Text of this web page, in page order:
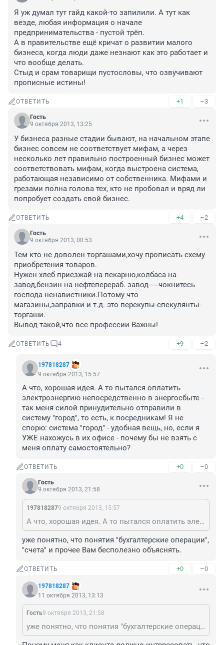
Я уж думал тут гайд какой-то запилили. А тут как
везде, любая информация о начале
предпринимательства - пустой трёп.
А в правительстве ещё кричат о развитии малого
бизнеса, когда люди даже незнают как это работает и
что вообще делать.
Стыд и срам товарищи пустословы, что озвучивают
прописные истины!
ОТВЕТИТЬ +1 –3
Гость
9 октября 2013, 13:25
У бизнеса разные стадии бывают, на начальном этапе
бизнес совсем не соответствует мифам, а через
несколько лет правильно построенный бизнес может
соответствовать мифам, когда выстроена система,
работающая независимо от собственника. Мифами и
грезами полна голова тех, кто не пробовал и вряд ли
попробует создать свой бизнес.
ОТВЕТИТЬ +4 –2
Гость
9 октября 2013, 00:53
Тем кто не доволен торгашами,хочу прописать схему
приобретения товаров.
Нужен хлеб приезжай на пекарню,колбаса на
завод,бензин на нефтеперераб. завод-----чокнитесь
господа ненавистники.Потому что
магазины,заправки и т.д. это перекупы-спекулянты-
торгаши.
Вывод такой,что все профессии Важны!
ОТВЕТИТЬ 4 +9 –2
197818287
9 октября 2013, 15:57
А что, хорошая идея. А то пытался оплатить
электроэнергию непосредственно в энергосбыте -
так меня силой принудительно отправили в
систему "город", то есть, к посредникам! Я не
спорю: система "город" - удобная вещь, но, если я
УЖЕ нахожусь в их офисе - почему бы не взять с
меня оплату самостоятельно?
ОТВЕТИТЬ +0 –0
Гость
9 октября 2013, 21:58
1978182879 октября 2013, 15:57
А что, хорошая идея. А то пытался оплатить электроэнергию непосредственно в энергосбыте - так меня силой принудительно отправили в систему "город", то есть, к посредникам! Я не спорю: система "город" - удобная вещь, но, если я УЖЕ нахожусь в их офисе - почему бы не взять с меня оплату самостоятельно?
уже понятно, что понятия "бухгалтерские операции",
"счета" и прочее Вам бесполезно объяснять.
ОТВЕТИТЬ +0 –0
197818287
11 октября 2013, 13:13
Гость9 октября 2013, 21:58
уже понятно, что понятия "бухгалтерские операции", "счета" и прочее Вам бесполезно объяснять.